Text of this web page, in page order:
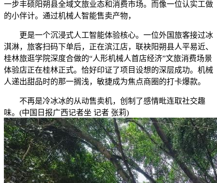
一步丰硕阳朔县全域文旅业态和消费市场。而像一位认实工做
的小伴计。通过机械人智能售卖产物，
更是一个沉浸式人工智能体验核心。一位外国旅客接过冰
淇淋，旅客扫码下单后，正在滨江店，联袂阳朔县人平易近、
桂林旅逛学院深度合做的“人形机械人首店经济”文旅消费场景
体验店正在桂林正式。恰好印证了项目设想的深层成功。机械
人递出甜品时的那一搁浅，敏捷成为焦点商圈的打卡爆款。
不再是冷冰冰的从动售卖机，创制了感情毗连取社交趣
味。(中国日报广西记者坐 记者 张莉)